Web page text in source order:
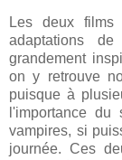
Les deux films
adaptations
grandement
on y retrouve
puisque à
l'importance
vampires, si
journée. Ces